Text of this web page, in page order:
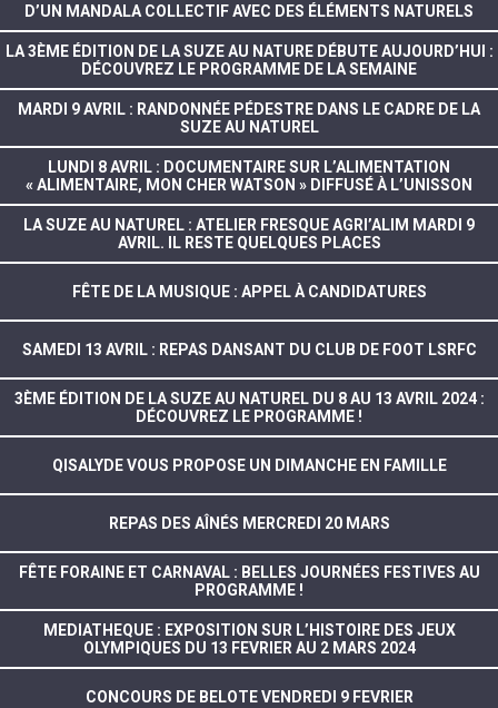
D’UN MANDALA COLLECTIF AVEC DES ÉLÉMENTS NATURELS
LA 3ÈME ÉDITION DE LA SUZE AU NATURE DÉBUTE AUJOURD’HUI :
DÉCOUVREZ LE PROGRAMME DE LA SEMAINE
MARDI 9 AVRIL : RANDONNÉE PÉDESTRE DANS LE CADRE DE LA
SUZE AU NATUREL
LUNDI 8 AVRIL : DOCUMENTAIRE SUR L’ALIMENTATION
« ALIMENTAIRE, MON CHER WATSON » DIFFUSÉ À L’UNISSON
LA SUZE AU NATUREL : ATELIER FRESQUE AGRI’ALIM MARDI 9
AVRIL. IL RESTE QUELQUES PLACES
FÊTE DE LA MUSIQUE : APPEL À CANDIDATURES
SAMEDI 13 AVRIL : REPAS DANSANT DU CLUB DE FOOT LSRFC
3ÈME ÉDITION DE LA SUZE AU NATUREL DU 8 AU 13 AVRIL 2024 :
DÉCOUVREZ LE PROGRAMME !
QISALYDE VOUS PROPOSE UN DIMANCHE EN FAMILLE
REPAS DES AÎNÉS MERCREDI 20 MARS
FÊTE FORAINE ET CARNAVAL : BELLES JOURNÉES FESTIVES AU
PROGRAMME !
MEDIATHEQUE : EXPOSITION SUR L’HISTOIRE DES JEUX
OLYMPIQUES DU 13 FEVRIER AU 2 MARS 2024
CONCOURS DE BELOTE VENDREDI 9 FEVRIER